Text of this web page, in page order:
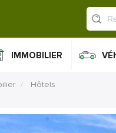
IMMOBILIER
Hôtels